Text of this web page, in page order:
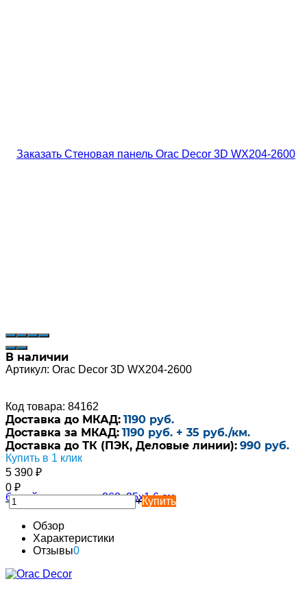
В наличии
Артикул: Orac Decor 3D WX204-2600
Код товара: 84162
Доставка до МКАД: 1190 руб.
Доставка за МКАД: 1190 руб. + 35 руб./км.
Доставка до ТК (ПЭК, Деловые линии): 990 руб.
Купить в 1 клик
5 390 ₽
0 ₽
-
+Купить
Обзор
Характеристики
Отзывы0